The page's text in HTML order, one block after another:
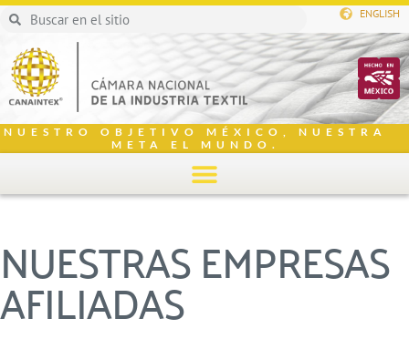
ENGLISH
NUESTRO OBJETIVO MÉXICO, NUESTRA
META EL MUNDO.
NUESTRAS EMPRESAS
AFILIADAS